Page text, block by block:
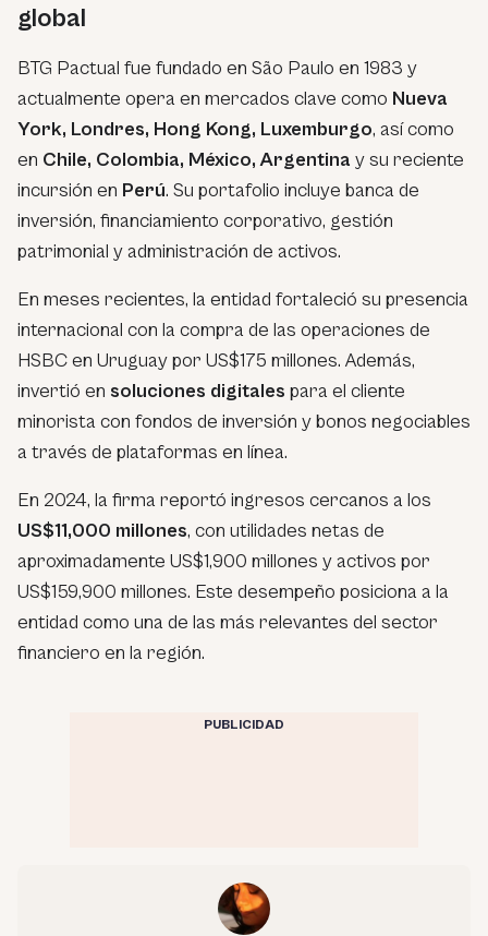
global
BTG Pactual fue fundado en São Paulo en 1983 y
actualmente opera en mercados clave como Nueva
York, Londres, Hong Kong, Luxemburgo, así como
en Chile, Colombia, México, Argentina y su reciente
incursión en Perú. Su portafolio incluye banca de
inversión, financiamiento corporativo, gestión
patrimonial y administración de activos.
En meses recientes, la entidad fortaleció su presencia
internacional con la compra de las operaciones de
HSBC en Uruguay por US$175 millones. Además,
invertió en soluciones digitales para el cliente
minorista con fondos de inversión y bonos negociables
a través de plataformas en línea.
En 2024, la firma reportó ingresos cercanos a los
US$11,000 millones, con utilidades netas de
aproximadamente US$1,900 millones y activos por
US$159,900 millones. Este desempeño posiciona a la
entidad como una de las más relevantes del sector
financiero en la región.
PUBLICIDAD